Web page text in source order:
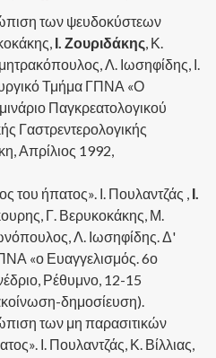
των ψευδοκύστεων
Ι. Ζουριδάκης , Κ.
Λ. Ιωσηφίδης, Ι.
Τμήμα ΓΠΝΑ «Ο
Παγκρεατολογικού
Γαστρεντερολογικής
Απρίλιος 1992,
του ήπατος». Ι. Πουλαντζάς , Ι.
Γ. Βερυκοκάκης, Μ.
Λ. Ιωσηφίδης. Δ'
«ο Ευαγγελισμός. 6ο
Ρέθυμνο, 12-15
δημοσίευση).
των μη παρασιτικών
Ι. Πουλαντζάς, Κ. Βίλλιας,